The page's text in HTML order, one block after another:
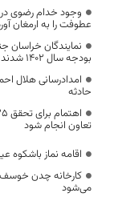
وجود خدام رضوی در
عطوفت را به ارمغان
نمایندگان
بودجه سال 1402 شدند
حادثه
تعاون انجام شود
اقامه نماز باشکوه
کارخانه چدن خوسف
می‌شود